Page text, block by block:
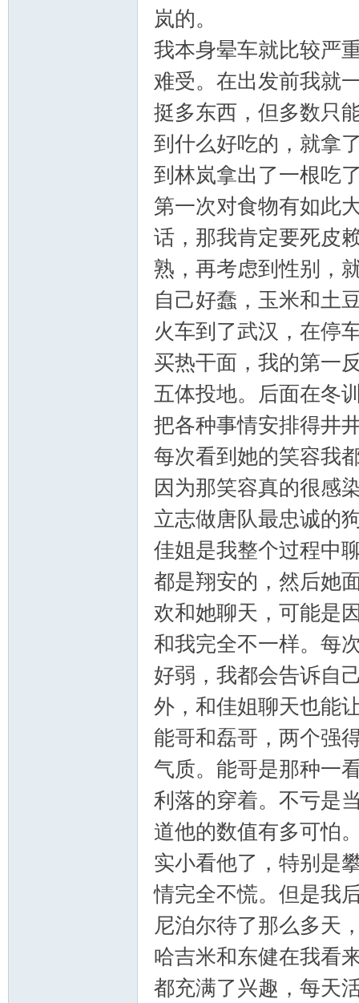
岚的。
我本身晕车就比较严
难受。在出发前我就
挺多东西，但多数只
到什么好吃的，就拿
到林岚拿出了一根吃
第一次对食物有如此
话，那我肯定要死皮
熟，再考虑到性别，
自己好蠢，玉米和土
火车到了武汉，在停
买热干面，我的第一
五体投地。后面在冬
把各种事情安排得井
每次看到她的笑容我
因为那笑容真的很感
立志做唐队最忠诚的
佳姐是我整个过程中
都是翔安的，然后她
欢和她聊天，可能是
和我完全不一样。每
好弱，我都会告诉自
外，和佳姐聊天也能
能哥和磊哥，两个强
气质。能哥是那种一
利落的穿着。不亏是
道他的数值有多可怕
实小看他了，特别是
情完全不慌。但是我
尼泊尔待了那么多天
哈吉米和东健在我看
都充满了兴趣，每天